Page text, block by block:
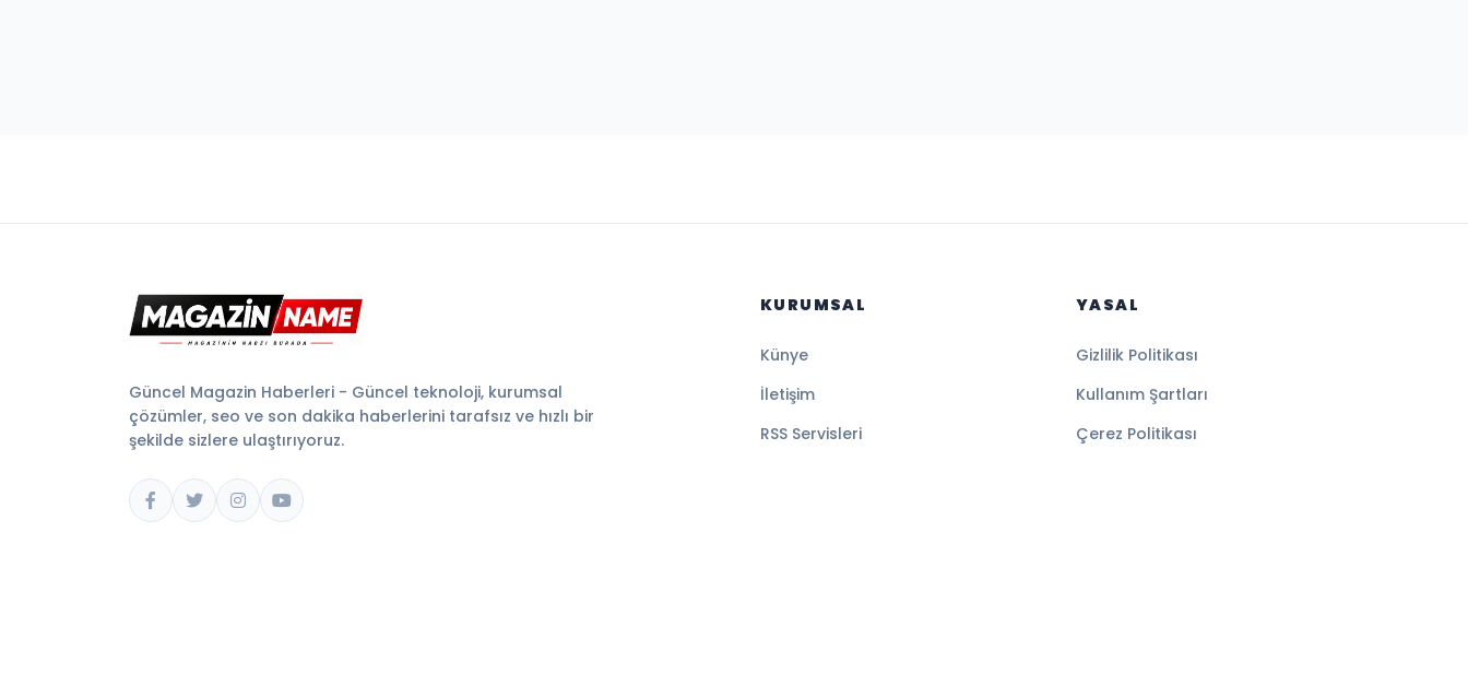
Güncel Magazin Haberleri - Güncel teknoloji, kurumsal
çözümler, seo ve son dakika haberlerini tarafsız ve hızlı bir
şekilde sizlere ulaştırıyoruz.
KURUMSAL
Künye
İletişim
RSS Servisleri
YASAL
Gizlilik Politikası
Kullanım Şartları
Çerez Politikası